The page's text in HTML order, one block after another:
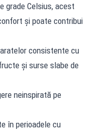
grade Celsius, acest
și poate contribui
consistente cu
și surse slabe de
neinspirată pe
în perioadele cu